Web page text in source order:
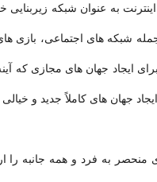
به عنوان شبکه
شبکه های اجتماعی، بازی
برای ایجاد جهان های مجازی که
ایجاد جهان های کاملاً جدید و
منحصر به فرد و همه جانبه